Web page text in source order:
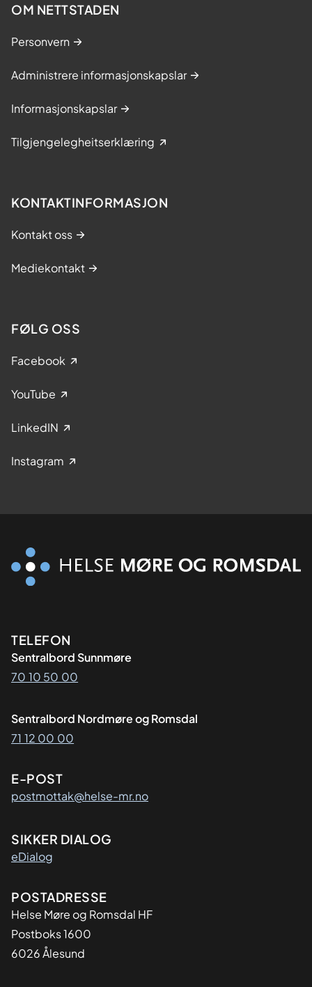
OM NETTSTADEN
Personvern
Administrere informasjonskapslar
Informasjonskapslar
Tilgjengelegheitserklæring
KONTAKTINFORMASJON
Kontakt oss
Mediekontakt
FØLG OSS
Facebook
YouTube
LinkedIN
Instagram
Kontaktinformasjon
TELEFON
Sentralbord Sunnmøre
70 10 50 00
Sentralbord Nordmøre og Romsdal
71 12 00 00
E-POST
postmottak@helse-mr.no
SIKKER DIALOG
eDialog
Adresse
POSTADRESSE
Helse Møre og Romsdal HF
Postboks 1600
6026 Ålesund